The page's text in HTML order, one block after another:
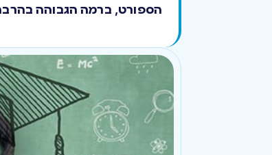
הספורט, ברמה הגבוהה